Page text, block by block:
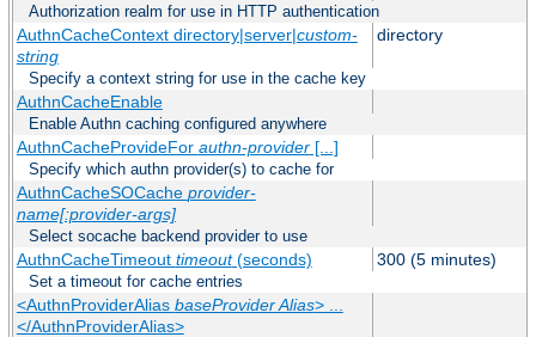
Authorization realm for use in HTTP authentication
AuthnCacheContext directory|server|custom-
string
directory
Specify a context string for use in the cache key
AuthnCacheEnable
Enable Authn caching configured anywhere
AuthnCacheProvideFor authn-provider[...]
Specify which authn provider(s) to cache for
AuthnCacheSOCache provider-
name[:provider-args]
Select socache backend provider to use
AuthnCacheTimeout timeout(seconds) 300 (5 minutes)
Set a timeout for cache entries
<AuthnProviderAlias baseProvider Alias> ...
</AuthnProviderAlias>